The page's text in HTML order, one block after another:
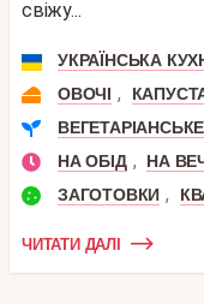
свіжу...
УКРАЇНСЬКА
ОВОЧІ ,
НА ОБІД ,
НА
ЗАГОТОВКИ ,
ЧИТАТИ ДАЛІ